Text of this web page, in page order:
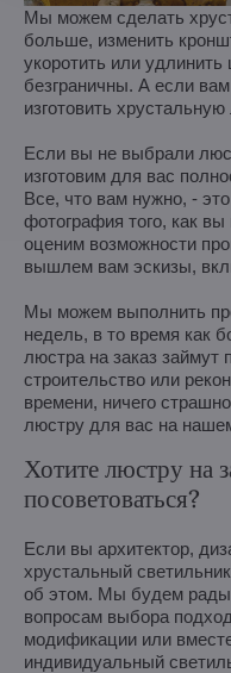
Мы можем сделать
больше, изменить
укоротить или
безграничны. А если
изготовить
Если вы не выбрали
изготовим для вас
Все, что вам нужно, -
фотография того, как
оценим возможности
вышлем вам эскизы,
Мы можем выполнить
недель, в то время как
люстра на заказ
строительство или
времени, ничего
люстру для вас на
Хотите люстру на
посоветоваться?
Если вы архитектор,
хрустальный
об этом. Мы будем рады
вопросам выбора
модификации или
индивидуальный